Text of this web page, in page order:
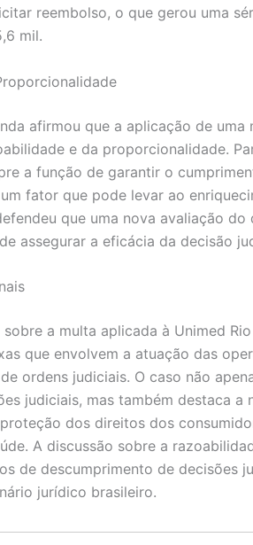
reembolso, o que gerou uma
mil.
afirmou que a aplicação de
e da proporcionalidade.
a função de garantir o
fator que pode levar ao
que uma nova avaliação do
assegurar a eficácia da decisão
a multa aplicada à Unimed
que envolvem a atuação das
ordens judiciais. O caso não
judiciais, mas também destaca a
dos direitos dos
A discussão sobre a
de descumprimento de decisões
jurídico brasileiro.